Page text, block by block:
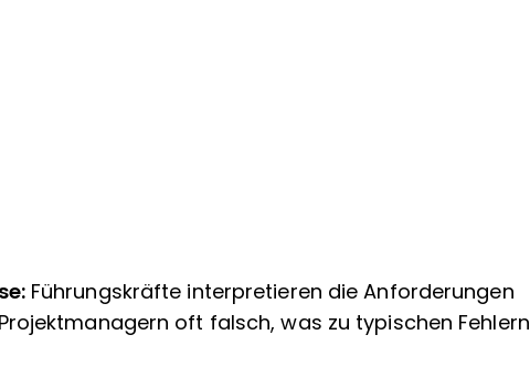
Führungskräfte interpretieren die Anforderungen
oft falsch, was zu typischen Fehlern